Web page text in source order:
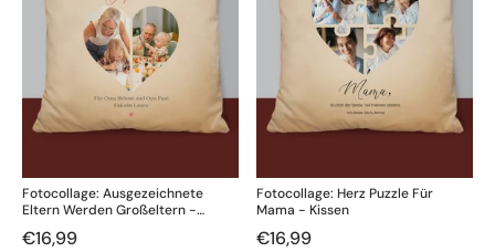
Fotocollage: Ausgezeichnete
Eltern Werden Großeltern -
€16,99
Fotocollage: Herz Puzzle Für
Mama - Kissen
€16,99